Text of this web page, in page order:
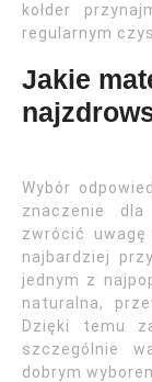
kołder
regularnym
Jakie
Wybór
znaczenie
zwrócić
najbardziej
jednym z
naturalna,
Dzięki temu
szczególnie
dobrym